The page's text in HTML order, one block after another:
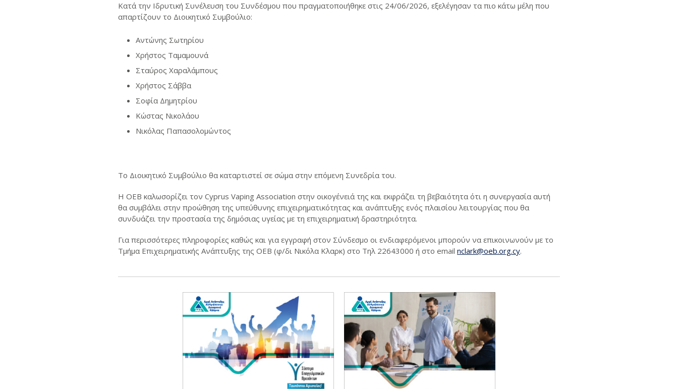
Κατά την Ιδρυτική Συνέλευση του Συνδέσμου που πραγματοποιήθηκε στις 24/06/2026, εξελέγησαν τα πιο κάτω μέλη που
απαρτίζουν το Διοικητικό Συμβούλιο:
Αντώνης Σωτηρίου
Χρήστος Ταμαμουνά
Σταύρος Χαραλάμπους
Χρήστος Σάββα
Σοφία Δημητρίου
Κώστας Νικολάου
Νικόλας Παπασολομώντος
Το Διοικητικό Συμβούλιο θα καταρτιστεί σε σώμα στην επόμενη Συνεδρία του.
Η ΟΕΒ καλωσορίζει τον Cyprus Vaping Association στην οικογένειά της και εκφράζει τη βεβαιότητα ότι η συνεργασία αυτή
θα συμβάλει στην προώθηση της υπεύθυνης επιχειρηματικότητας και ανάπτυξης ενός πλαισίου λειτουργίας που θα
συνδυάζει την προστασία της δημόσιας υγείας με τη επιχειρηματική δραστηριότητα.
Για περισσότερες πληροφορίες καθώς και για εγγραφή στον Σύνδεσμο οι ενδιαφερόμενοι μπορούν να επικοινωνούν με το
Τμήμα Επιχειρηματικής Ανάπτυξης της ΟΕΒ (φ/δι Νικόλα Κλαρκ) στο Τηλ 22643000 ή στο email nclark@oeb.org.cy.